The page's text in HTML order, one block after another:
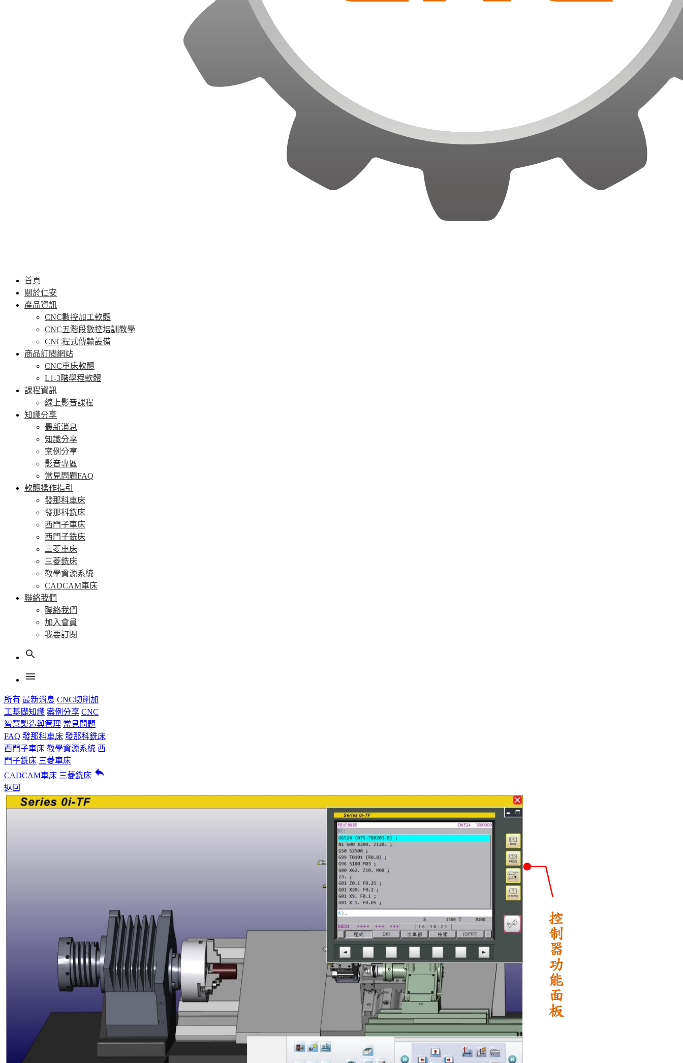
首頁
關於仁安
產品資訊
CNC數控加工軟體
CNC五階段數控培訓教學
CNC程式傳輸設備
商品訂閱網站
CNC車床軟體
L1-3階學程軟體
課程資訊
線上影音課程
知識分享
最新消息
知識分享
案例分享
影音專區
常見問題FAQ
軟體操作指引
發那科車床
發那科銑床
西門子車床
西門子銑床
三菱車床
三菱銑床
教學資源系統
CADCAM車床
聯絡我們
聯絡我們
加入會員
我要訂閱
search
menu
所有 最新消息 CNC切削加
工基礎知識 案例分享 CNC
智慧製造與管理 常見問題
FAQ 發那科車床 發那科銑床
西門子車床 教學資源系統 西
門子銑床 三菱車床
CADCAM車床 三菱銑床 reply
返回